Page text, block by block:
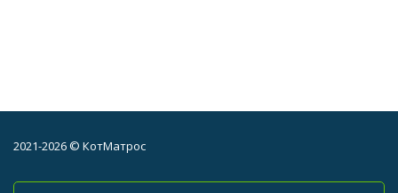
2021-2026 © КотМатрос